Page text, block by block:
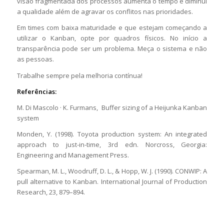
a qualidade além de agravar os conflitos nas prioridades.
Em times com baixa maturidade e que estejam começando a
utilizar o Kanban, opte por quadros físicos. No início a
transparência pode ser um problema. Meça o sistema e não
as pessoas.
Trabalhe sempre pela melhoria contínua!
Referências:
M. Di Mascolo · K. Furmans, Buffer sizing of a Heijunka Kanban
system
Monden, Y. (1998). Toyota production system: An integrated
approach to just-in-time, 3rd edn. Norcross, Georgia:
Engineering and Management Press.
Spearman, M. L., Woodruff, D. L., & Hopp, W. J. (1990). CONWIP: A
pull alternative to Kanban. International Journal of Production
Research, 23, 879–894.